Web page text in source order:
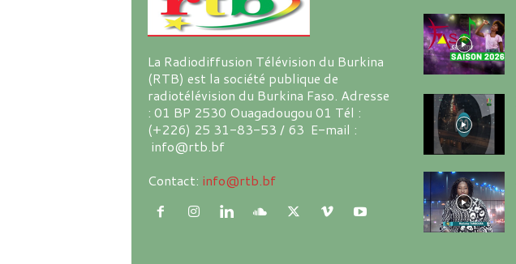
La Radiodiffusion Télévision du Burkina
(RTB) est la société publique de
radiotélévision du Burkina Faso. Adresse
: 01 BP 2530 Ouagadougou 01 Tél :
(+226) 25 31-83-53 / 63 E-mail :
info@rtb.bf
Contact: info@rtb.bf